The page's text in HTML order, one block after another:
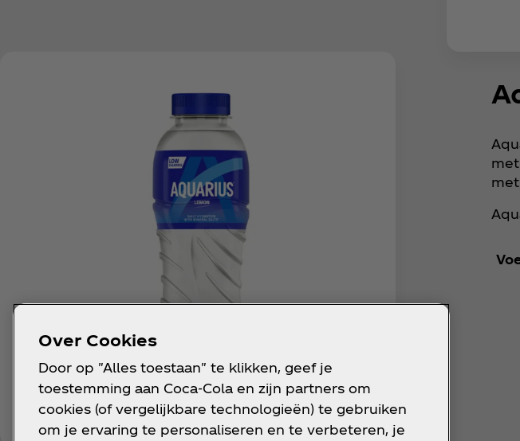
Over Cookies
Door op "Alles toestaan" te klikken, geef je
toestemming aan Coca‑Cola en zijn partners om
cookies (of vergelijkbare technologieën) te gebruiken
om je ervaring te personaliseren en te verbeteren, je